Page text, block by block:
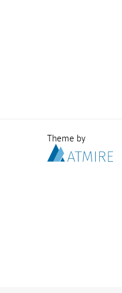
Theme by